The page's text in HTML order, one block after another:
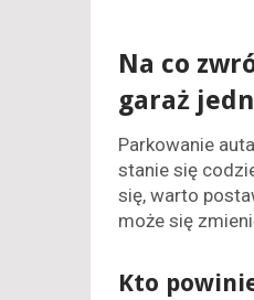
Na co
garaż
Parkowanie
stanie się
się, warto
może się
Kto